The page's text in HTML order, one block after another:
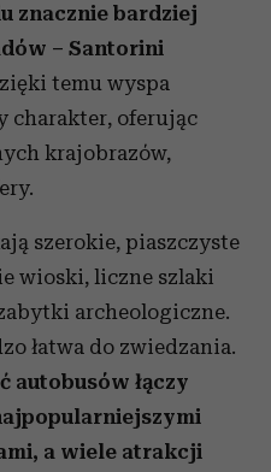
znacznie bardziej
– Santorini
temu wyspa
charakter, oferując
krajobrazów,
szerokie, piaszczyste
wioski, liczne szlaki
archeologiczne.
łatwa do zwiedzania.
autobusów łączy
a wiele atrakcji